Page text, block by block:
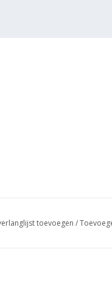
toevoegen /